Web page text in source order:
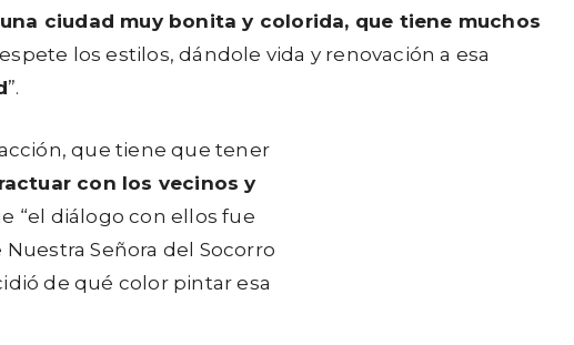
ciudad muy bonita y colorida, que tiene muchos
los estilos, dándole vida y renovación a esa
”.
que tiene que tener
con los vecinos y
“el diálogo con ellos fue
Señora del Socorro
de qué color pintar esa